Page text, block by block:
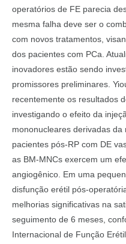
operatórios de FE parecia
mesma falha deve ser o
com novos tratamentos,
dos pacientes com PCa.
inovadores estão sendo
promissores preliminares.
recentemente os resultados
investigando o efeito da
mononucleares derivadas
pacientes pós-RP com DE
as BM-MNCs exercem um
angiogênico. Em uma
disfunção erétil pós-
melhorias significativas na
seguimento de 6 meses,
Internacional de Função